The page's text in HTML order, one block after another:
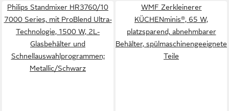
Philips Standmixer HR3760/10
7000 Series, mit ProBlend Ultra-
Technologie, 1500 W, 2L-
Glasbehälter und
Schnellauswahlprogrammen;
Metallic/Schwarz
WMF Zerkleinerer
KÜCHENminis®, 65 W,
platzsparend, abnehmbarer
Behälter, spülmaschinengeeignete
Teile